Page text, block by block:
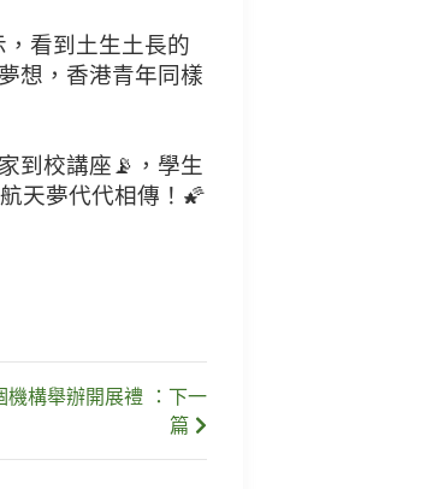
看到土生土長的
想，香港青年同樣
到校講座📡，學生
天夢代代相傳！🌠
機構舉辦開展禮 ：下一
篇